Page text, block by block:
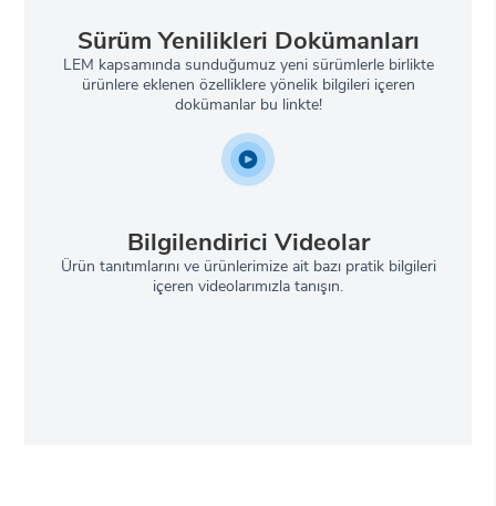
Sürüm Yenilikleri Dokümanları
LEM kapsamında sunduğumuz yeni sürümlerle birlikte
ürünlere eklenen özelliklere yönelik bilgileri içeren
dokümanlar bu linkte!
Bilgilendirici Videolar
Ürün tanıtımlarını ve ürünlerimize ait bazı pratik bilgileri
içeren videolarımızla tanışın.